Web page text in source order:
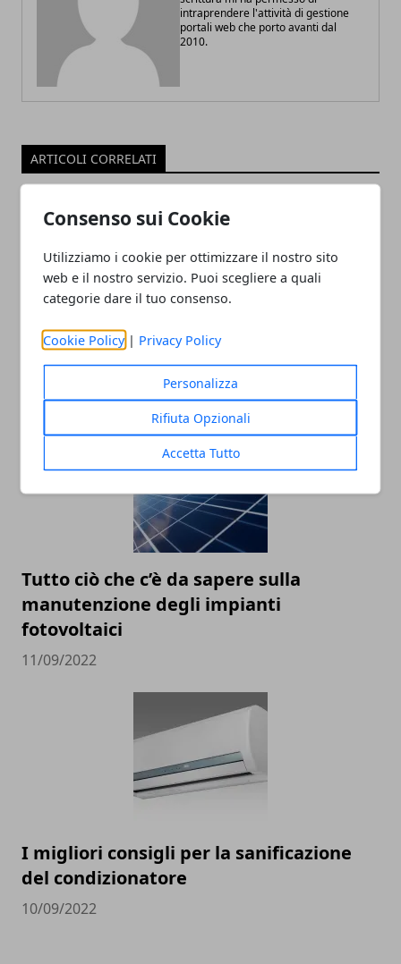
Consenso sui Cookie
Utilizziamo i cookie per ottimizzare il nostro sito
web e il nostro servizio. Puoi scegliere a quali
categorie dare il tuo consenso.
Cookie Policy | Privacy Policy
Personalizza
Rifiuta Opzionali
Accetta Tutto
intraprendere l'attività di gestione
portali web che porto avanti dal
2010.
ARTICOLI CORRELATI
Stufa a pellet: conviene davvero?
Tutto ciò che c’è da sapere sulla
manutenzione degli impianti
fotovoltaici
11/09/2022
I migliori consigli per la sanificazione
del condizionatore
10/09/2022